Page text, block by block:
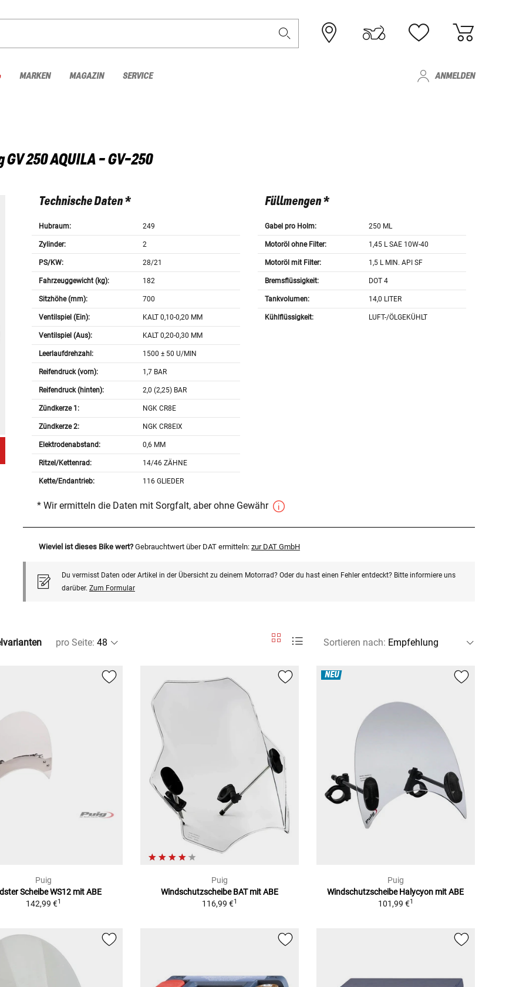
MARKEN MAGAZIN SERVICE ANMELDEN
GV 250 AQUILA - GV-250
Technische Daten *
Hubraum: 249
Zylinder: 2
PS/KW: 28/21
Fahrzeuggewicht (kg): 182
Sitzhöhe (mm): 700
Ventilspiel (Ein): KALT 0,10-0,20 MM
Ventilspiel (Aus): KALT 0,20-0,30 MM
Leerlaufdrehzahl: 1500 ± 50 U/MIN
Reifendruck (vorn): 1,7 BAR
Reifendruck (hinten): 2,0 (2,25) BAR
Zündkerze 1: NGK CR8E
Zündkerze 2: NGK CR8EIX
Elektrodenabstand: 0,6 MM
Ritzel/Kettenrad: 14/46 ZÄHNE
Kette/Endantrieb: 116 GLIEDER
Füllmengen *
Gabel pro Holm: 250 ML
Motoröl ohne Filter: 1,45 L SAE 10W-40
Motoröl mit Filter: 1,5 L MIN. API SF
Bremsflüssigkeit: DOT 4
Tankvolumen: 14,0 LITER
Kühlflüssigkeit: LUFT-/ÖLGEKÜHLT
* Wir ermitteln die Daten mit Sorgfalt, aber ohne Gewähr
Wieviel ist dieses Bike wert? Gebrauchtwert über DAT ermitteln: zur DAT GmbH
Du vermisst Daten oder Artikel in der Übersicht zu deinem Motorrad? Oder du hast einen Fehler entdeckt? Bitte informiere uns
darüber. Zum Formular
pro Seite: Sortieren nach:
Puig
Scheibe WS12 mit ABE
142,99 €1
Puig
Windschutzscheibe BAT mit ABE
116,99 €1
NEU
Puig
Windschutzscheibe Halycyon mit ABE
101,99 €1